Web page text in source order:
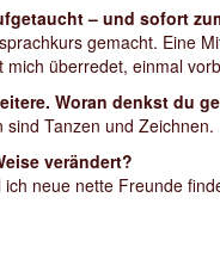
– und sofort
gemacht. Eine
überredet, einmal
Woran denkst du
Tanzen und Zeichnen.
verändert?
neue nette Freunde